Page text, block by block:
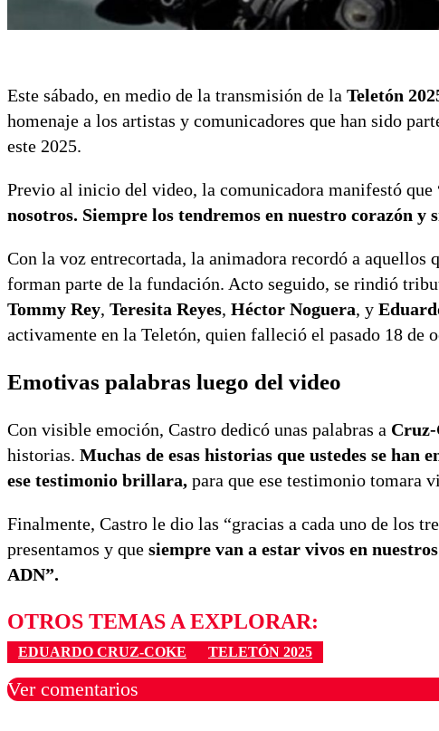
Este sábado, en medio de la transmisión de la Teletón
homenaje a los artistas y comunicadores que han sido
este 2025.
Previo al inicio del video, la comunicadora manifestó que
nosotros. Siempre los tendremos en nuestro corazón
Con la voz entrecortada, la animadora recordó a aquellos
forman parte de la fundación. Acto seguido, se rindió
Tommy Rey, Teresita Reyes, Héctor Noguera, y
activamente en la Teletón, quien falleció el pasado 18 de
Emotivas palabras luego del video
Con visible emoción, Castro dedicó unas palabras a Cruz-
historias. Muchas de esas historias que ustedes se han
ese testimonio brillara, para que ese testimonio tomara
Finalmente, Castro le dio las “gracias a cada uno de los
presentamos y que siempre van a estar vivos en
ADN”.
OTROS TEMAS A EXPLORAR:
EDUARDO CRUZ-COKE TELETÓN 2025
Ver comentarios